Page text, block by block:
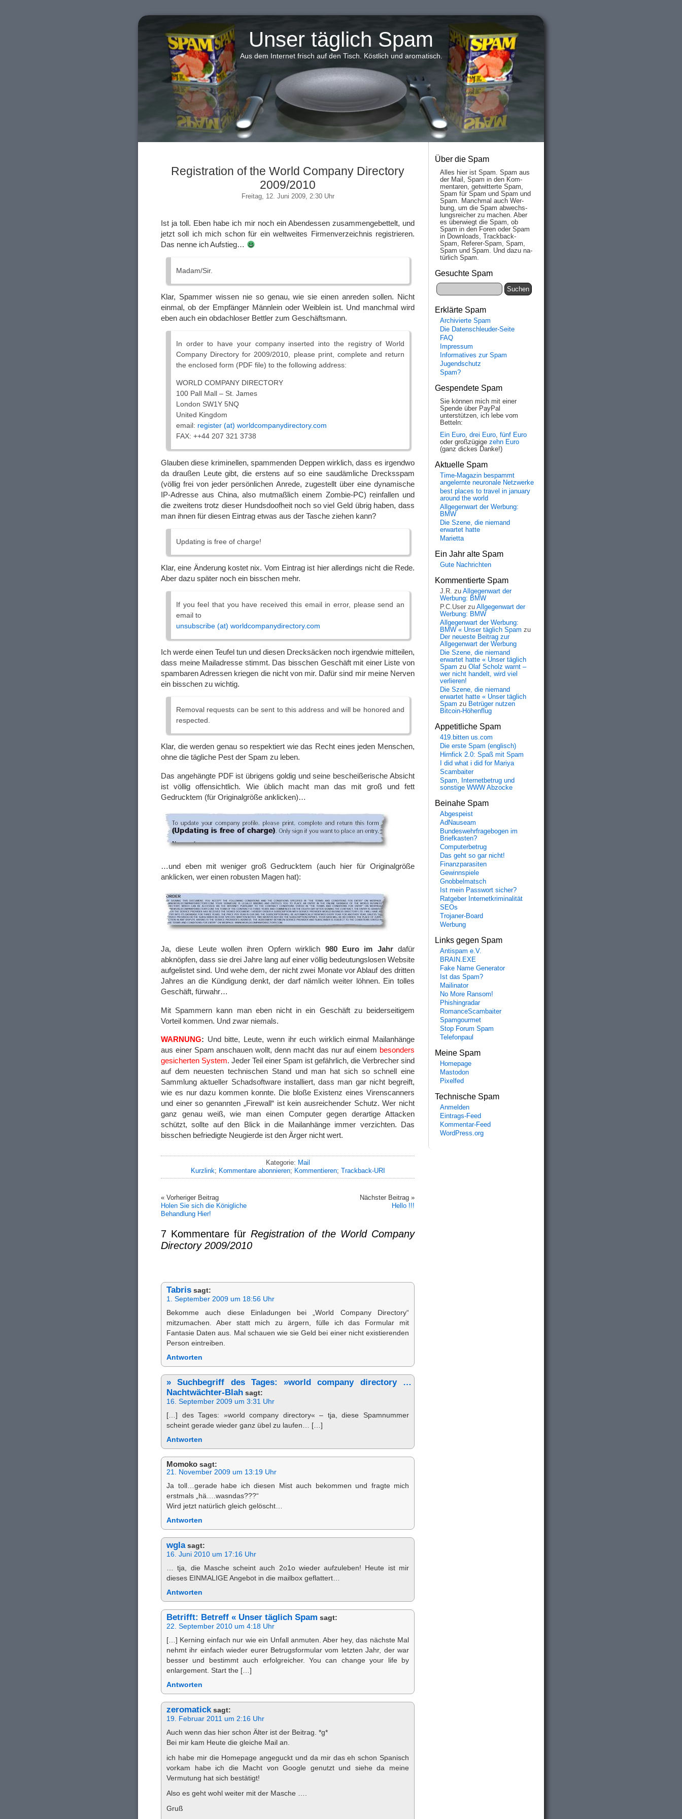
Unser täglich Spam
Aus dem Internet frisch auf den Tisch. Köstlich und aromatisch.
Registration of the World Company Directory
2009/2010
Freitag, 12. Juni 2009, 2:30 Uhr
Ist ja toll. Eben habe ich mir noch ein Abendessen zusammengebettelt, und
jetzt soll ich mich schon für ein weltweites Firmenverzeichnis registrieren.
Das nenne ich Aufstieg…
Madam/Sir.
Klar, Spammer wissen nie so genau, wie sie einen anreden sollen. Nicht
einmal, ob der Empfänger Männlein oder Weiblein ist. Und manchmal wird
eben auch ein obdachloser Bettler zum Geschäftsmann.
In order to have your company inserted into the registry of World
Company Directory for 2009/2010, please print, complete and return
the enclosed form (PDF file) to the following address:
WORLD COMPANY DIRECTORY
100 Pall Mall – St. James
London SW1Y 5NQ
United Kingdom
email: register (at) worldcompanydirectory.com
FAX: ++44 207 321 3738
Glauben diese kriminellen, spammenden Deppen wirklich, dass es irgendwo
da draußen Leute gibt, die erstens auf so eine saudämliche Drecksspam
(völlig frei von jeder persönlichen Anrede, zugestellt über eine dynamische
IP-Adresse aus China, also mutmaßlich einem Zombie-PC) reinfallen und
die zweitens trotz dieser Hundsdoofheit noch so viel Geld übrig haben, dass
man ihnen für diesen Eintrag etwas aus der Tasche ziehen kann?
Updating is free of charge!
Klar, eine Änderung kostet nix. Vom Eintrag ist hier allerdings nicht die Rede.
Aber dazu später noch ein bisschen mehr.
If you feel that you have received this email in error, please send an
email to
unsubscribe (at) worldcompanydirectory.com
Ich werde einen Teufel tun und diesen Drecksäcken noch irgendwie mitteilen,
dass meine Mailadresse stimmt. Das bisschen Geschäft mit einer Liste von
spambaren Adressen kriegen die nicht von mir. Dafür sind mir meine Nerven
ein bisschen zu wichtig.
Removal requests can be sent to this address and will be honored and
respected.
Klar, die werden genau so respektiert wie das Recht eines jeden Menschen,
ohne die tägliche Pest der Spam zu leben.
Das angehängte PDF ist übrigens goldig und seine bescheißerische Absicht
ist völlig offensichtlich. Wie üblich macht man das mit groß und fett
Gedrucktem (für Originalgröße anklicken)…
…und eben mit weniger groß Gedrucktem (auch hier für Originalgröße
anklicken, wer einen robusten Magen hat):
Ja, diese Leute wollen ihren Opfern wirklich 980 Euro im Jahrdafür
abknöpfen, dass sie drei Jahre lang auf einer völlig bedeutungslosen Website
aufgelistet sind. Und wehe dem, der nicht zwei Monate vor Ablauf des dritten
Jahres an die Kündigung denkt, der darf nämlich weiter löhnen. Ein tolles
Geschäft, fürwahr…
Mit Spammern kann man eben nicht in ein Geschäft zu beiderseitigem
Vorteil kommen. Und zwar niemals.
WARNUNG: Und bitte, Leute, wenn ihr euch wirklich einmal Mailanhänge
aus einer Spam anschauen wollt, denn macht das nur auf einem besonders
gesicherten System. Jeder Teil einer Spam ist gefährlich, die Verbrecher sind
auf dem neuesten technischen Stand und man hat sich so schnell eine
Sammlung aktueller Schadsoftware installiert, dass man gar nicht begreift,
wie es nur dazu kommen konnte. Die bloße Existenz eines Virenscanners
und einer so genannten „Firewall“ ist kein ausreichender Schutz. Wer nicht
ganz genau weiß, wie man einen Computer gegen derartige Attacken
schützt, sollte auf den Blick in die Mailanhänge immer verzichten. Das
bisschen befriedigte Neugierde ist den Ärger nicht wert.
Kategorie: Mail
Kurzlink; Kommentare abonnieren; Kommentieren; Trackback-URI
« Vorheriger Beitrag
Holen Sie sich die Königliche
Behandlung Hier!
Nächster Beitrag »
Hello !!!
7 Kommentare für Registration of the World Company
Directory 2009/2010
Tabris sagt:
1. September 2009 um 18:56 Uhr
Bekomme auch diese Einladungen bei „World Company Directory“
mitzumachen. Aber statt mich zu ärgern, fülle ich das Formular mit
Fantasie Daten aus. Mal schauen wie sie Geld bei einer nicht existierenden
Person eintreiben.
Antworten
» Suchbegriff des Tages: »world company directory …
Nachtwächter-Blah sagt:
16. September 2009 um 3:31 Uhr
[…] des Tages: »world company directory« – tja, diese Spamnummer
scheint gerade wieder ganz übel zu laufen… […]
Antworten
Momoko sagt:
21. November 2009 um 13:19 Uhr
Ja toll…gerade habe ich diesen Mist auch bekommen und fragte mich
erstmals „hä….wasndas???“
Wird jetzt natürlich gleich gelöscht…
Antworten
wgla sagt:
16. Juni 2010 um 17:16 Uhr
… tja, die Masche scheint auch 2o1o wieder aufzuleben! Heute ist mir
dieses EINMALIGE Angebot in die mailbox geflattert…
Antworten
Betrifft: Betreff « Unser täglich Spam sagt:
22. September 2010 um 4:18 Uhr
[…] Kerning einfach nur wie ein Unfall anmuten. Aber hey, das nächste Mal
nehmt ihr einfach wieder eurer Betrugsformular vom letzten Jahr, der war
besser und bestimmt auch erfolgreicher. You can change your life by
enlargement. Start the […]
Antworten
zeromatick sagt:
19. Februar 2011 um 2:16 Uhr
Auch wenn das hier schon Älter ist der Beitrag. *g*
Bei mir kam Heute die gleiche Mail an.
ich habe mir die Homepage angeguckt und da mir das eh schon Spanisch
vorkam habe ich die Macht von Google genutzt und siehe da meine
Vermutung hat sich bestätigt!
Also es geht wohl weiter mit der Masche ….
Gruß
Über die Spam
Alles hier ist Spam. Spam aus
der Mail, Spam in den Kom­
men­taren, ge­twit­ter­te Spam,
Spam für Spam und Spam und
Spam. Manch­mal auch Wer­
bung, um die Spam ab­wechs­
lungs­reich­er zu mach­en. Aber
es über­wiegt die Spam, ob
Spam in den Fo­ren oder Spam
in Down­loads, Track­back-
Spam, Re­fe­rer-Spam, Spam,
Spam und Spam. Und da­zu na­
tür­lich Spam.
Gesuchte Spam
Erklärte Spam
Archivierte Spam
Die Datenschleuder-Seite
FAQ
Impressum
Informatives zur Spam
Jugendschutz
Spam?
Gespendete Spam
Sie können mich mit einer
Spende über PayPal
unterstützen, ich lebe vom
Betteln:
Ein Euro, drei Euro, fünf Euro
oder großzügige zehn Euro
(ganz dickes Danke!)
Aktuelle Spam
Time-Magazin bespammt
angelernte neuronale Netzwerke
best places to travel in january
around the world
Allgegenwart der Werbung:
BMW
Die Szene, die niemand
erwartet hatte
Marietta
Ein Jahr alte Spam
Gute Nachrichten
Kommentierte Spam
J.R. zu Allgegenwart der
Werbung: BMW
P.C.User zu Allgegenwart der
Werbung: BMW
Allgegenwart der Werbung:
BMW « Unser täglich Spam zu
Der neueste Beitrag zur
Allgegenwart der Werbung
Die Szene, die niemand
erwartet hatte « Unser täglich
Spam zu Olaf Scholz warnt –
wer nicht handelt, wird viel
verlieren!
Die Szene, die niemand
erwartet hatte « Unser täglich
Spam zu Betrüger nutzen
Bitcoin-Höhenflug
Appetitliche Spam
419.bitten us.com
Die erste Spam (englisch)
Hirnfick 2.0: Spaß mit Spam
I did what i did for Mariya
Scambaiter
Spam, Internetbetrug und
sonstige WWW Abzocke
Beinahe Spam
Abgespeist
AdNauseam
Bundeswehrfragebogen im
Briefkasten?
Computerbetrug
Das geht so gar nicht!
Finanzparasiten
Gewinnspiele
Gnobbelmatsch
Ist mein Passwort sicher?
Ratgeber Internetkriminalität
SEOs
Trojaner-Board
Werbung
Links gegen Spam
Antispam e.V.
BRAIN.EXE
Fake Name Generator
Ist das Spam?
Mailinator
No More Ransom!
Phishingradar
RomanceScambaiter
Spamgourmet
Stop Forum Spam
Telefonpaul
Meine Spam
Homepage
Mastodon
Pixelfed
Technische Spam
Anmelden
Eintrags-Feed
Kommentar-Feed
WordPress.org